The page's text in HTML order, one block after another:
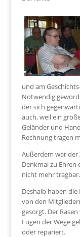
und am
Notwendig
der sich
auch, weil ein
Geländer und
Rechnung tragen
Außerdem war der
Denkmal zu
nicht mehr tragbar.
Deshalb haben
von den
gesorgt. Der
Fugen der Wege
oder repariert.